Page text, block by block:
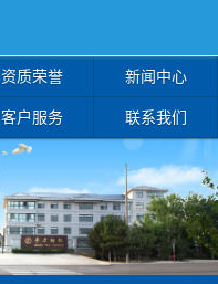
资质荣誉 新闻中心
客户服务 联系我们